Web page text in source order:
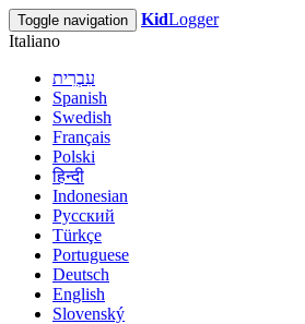
Toggle navigation KidLogger
Italiano
עִבְרִית
Spanish
Swedish
Français
Polski
हिन्दी
Indonesian
Русский
Türkçe
Portuguese
Deutsch
English
Slovenský